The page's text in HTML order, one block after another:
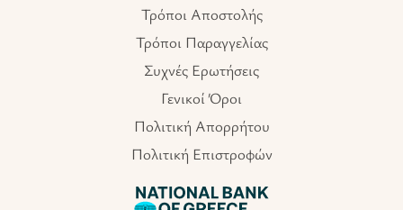
Τρόποι Αποστολής
Τρόποι Παραγγελίας
Συχνές Ερωτήσεις
Γενικοί Όροι
Πολιτική Απορρήτου
Πολιτική Επιστροφών